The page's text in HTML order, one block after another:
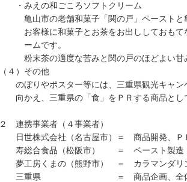
・みえの和ごころソフトクリーム
亀山市の老舗和菓子「関の戸」ペーストと亀
お客様に和菓子とお茶をお出ししておもてな
ームです。
粉末茶の適度な苦みと関の戸のほどよい甘み
（４）その他
のぼりやポスター等には、三重県観光キャン
向かえ、三重県の「食」をＰＲする商品とし
２ 連携事業者（４事業者）
日世株式会社（名古屋市）＝ 商品開発、Ｐ
寿総合食品（松阪市） ＝ ペースト製造
夢工房くまの（熊野市） ＝ カラマンダリ
三重県 ＝ 商品企画、全体